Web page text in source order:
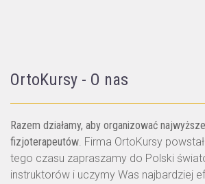
OrtoKursy - O nas
Razem działamy, aby organizować
fizjoterapeutów. Firma OrtoKursy
tego czasu zapraszamy do Polski
instruktorów i uczymy Was najbardziej